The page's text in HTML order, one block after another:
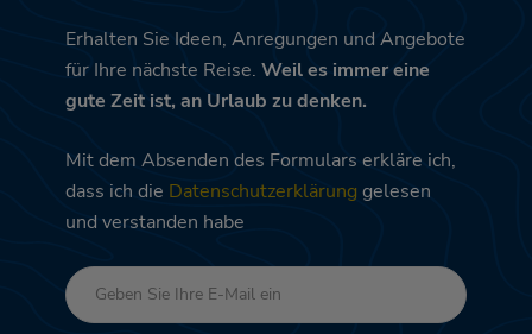
Erhalten Sie Ideen, Anregungen und Angebote
für Ihre nächste Reise. Weil es immer eine
gute Zeit ist, an Urlaub zu denken.
Mit dem Absenden des Formulars erkläre ich,
dass ich die Datenschutzerklärung gelesen
und verstanden habe